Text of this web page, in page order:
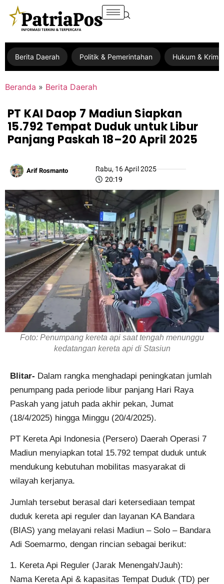
Berita Daerah Politik & Pemerintahan Hukum &
Beranda » Berita Daerah
PT KAI Daop 7 Madiun Siapkan
15.792 Tempat Duduk untuk Libur
Panjang Paskah 18–20 April 2025
Arif Rosmanto
Rabu, 16 April 2025
20:19
Foto: Penumpang kereta api saat tengah menunggu
kedatangan kereta api di Stasiun
Blitar- Dalam rangka menghadapi peningkatan jumlah
penumpang pada periode libur panjang Hari Raya
Paskah yang jatuh pada akhir pekan, Jumat
(18/4/2025) hingga Minggu (20/4/2025).
PT Kereta Api Indonesia (Persero) Daerah Operasi 7
Madiun menyiapkan total 15.792 tempat duduk untuk
mendukung kebutuhan mobilitas masyarakat di
wilayah kerjanya.
Jumlah tersebut berasal dari ketersediaan tempat
duduk kereta api reguler dan layanan KA Bandara
(BIAS) yang melayani relasi Madiun – Solo – Bandara
Adi Soemarmo, dengan rincian sebagai berikut:
1. Kereta Api Reguler (Jarak Menengah/Jauh):
Nama Kereta Api & kapasitas Tempat Duduk (TD) per